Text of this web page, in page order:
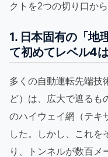
クトを2つの切り口から
1. 日本固有の「地
て初めてレベル4
多くの自動運転先端技
ど）は、広大で遮るも
のハイウェイ網（テキ
した。しかし、これを
り、トンネルが数百メ